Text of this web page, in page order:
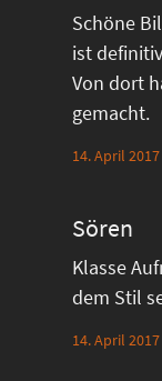
Schöne
ist
Von dort
gemacht.
14. April 2017
Sören
Klasse
dem Stil
14. April 2017